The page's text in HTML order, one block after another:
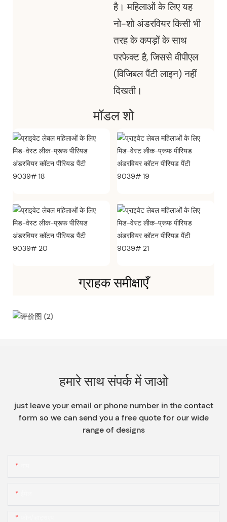
है। महिलाओं के लिए यह
नो-शो अंडरवियर किसी भी
तरह के कपड़ों के साथ
परफेक्ट है, जिससे वीपीएल
(विजिबल पैंटी लाइन) नहीं
दिखती।
मॉडल शो
ग्राहक समीक्षाएँ
हमारे साथ संपर्क में जाओ
just leave your email or phone number in the contact
form so we can send you a free quote for our wide
range of designs